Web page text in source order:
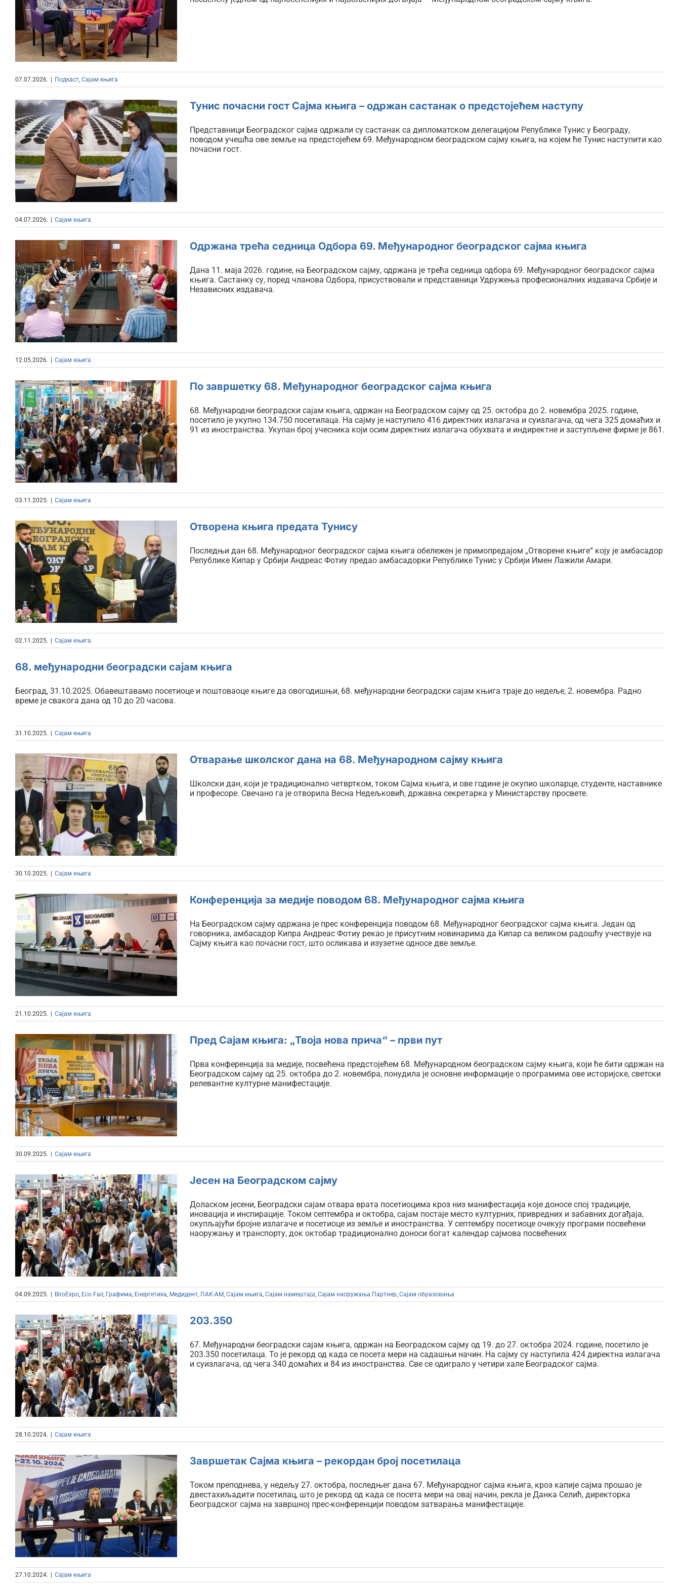
Београдског сајма иза
кулиса великог културног
догађаја: Сајам књига
07.07.2026. Подкаст, Сајам књига
Тунис почасни гост Сајма
књига – одржан састанак
о предстојећем наступу
Тунис почасни гост Сајма књига – одржан састанак о предстојећем наступу
Представници Београдског сајма одржали су састанак са дипломатском делегацијом Републике Тунис у Београду,
поводом учешћа ове земље на предстојећем 69. Међународном београдском сајму књига, на којем ће Тунис наступити као
почасни гост.
04.07.2026. Сајам књига
Одржана трећа седница
Одбора 69. Међународног
београдског сајма књига
Одржана трећа седница Одбора 69. Међународног београдског сајма књига
Дана 11. маја 2026. године, на Београдском сајму, одржана је трећа седница одбора 69. Међународног београдског сајма
књига. Састанку су, поред чланова Одбора, присуствовали и представници Удружења професионалних издавача Србије и
Независних издавача.
12.05.2026. Сајам књига
По завршетку 68.
Међународног
београдског сајма књига
По завршетку 68. Међународног београдског сајма књига
68. Међународни београдски сајам књига, одржан на Београдском сајму од 25. октобра до 2. новембра 2025. године,
посетило је укупно 134.750 посетилаца. На сајму је наступило 416 директних излагача и суизлагача, од чега 325 домаћих и
91 из иностранства. Укупан број учесника који осим директних излагача обухвата и индиректне и заступљене фирме је 861.
03.11.2025. Сајам књига
Отворена књига предата
Тунису
Отворена књига предата Тунису
Последњи дан 68. Међународног београдског сајма књига обележен је примопредајом „Отворене књиге“ коју је амбасадор
Републике Кипар у Србији Андреас Фотиу предао амбасадорки Републике Тунис у Србији Имен Лажили Амари.
02.11.2025. Сајам књига
68. међународни београдски сајам књига
Београд, 31.10.2025. Обавештавамо посетиоце и поштоваоце књиге да овогодишњи, 68. међународни београдски сајам књига траје до недеље, 2. новембра. Радно
време је свакога дана од 10 до 20 часова.
31.10.2025. Сајам књига
Отварање школског дана
на 68. Међународном
сајму књига
Отварање школског дана на 68. Међународном сајму књига
Школски дан, који је традиционално четвртком, током Сајма књига, и ове године је окупио школарце, студенте, наставнике
и професоре. Свечано га је отворила Весна Недељковић, државна секретарка у Министарству просвете.
30.10.2025. Сајам књига
Конференција за медије
поводом 68.
Међународног сајма
књига
Конференција за медије поводом 68. Међународног сајма књига
На Београдском сајму одржана је прес конференција поводом 68. Међународног београдског сајма књига. Један од
говорника, амбасадор Кипра Андреас Фотиу рекао је присутним новинарима да Кипар са великом радошћу учествује на
Сајму књига као почасни гост, што осликава и изузетне односе две земље.
21.10.2025. Сајам књига
Пред Сајам књига: „Твоја
нова прича“ – први пут
Пред Сајам књига: „Твоја нова прича“ – први пут
Прва конференција за медије, посвећена предстојећем 68. Међународном београдском сајму књига, који ће бити одржан на
Београдском сајму од 25. октобра до 2. новембра, понудила је основне информације о програмима ове историјске, светски
релевантне културне манифестације.
30.09.2025. Сајам књига
Јесен на Београдском
сајму
Јесен на Београдском сајму
Доласком јесени, Београдски сајам отвара врата посетиоцима кроз низ манифестација које доносе спој традиције,
иновација и инспирације. Током септембра и октобра, сајам постаје место културних, привредних и забавних догађаја,
окупљајући бројне излагаче и посетиоце из земље и иностранства. У септембру посетиоце очекују програми посвећени
наоружању и транспорту, док октобар традиционално доноси богат календар сајмова посвећених
04.09.2025. BiroExpo, Eco Fair, Графима, Енергетика, Медидент, ПАК-АМ, Сајам књига, Сајам намештаја, Сајам наоружања Партнер, Сајам образовања
203.350
203.350
67. Међународни београдски сајам књига, одржан на Београдском сајму од 19. до 27. октобра 2024. године, посетило је
203.350 посетилаца. То је рекорд од када се посета мери на садашњи начин. На сајму су наступила 424 директна излагача
и суизлагача, од чега 340 домаћих и 84 из иностранства. Све се одиграло у четири хале Београдског сајма.
28.10.2024. Сајам књига
Завршетак Сајма књига –
рекордан број
посетилаца
Завршетак Сајма књига – рекордан број посетилаца
Током преподнева, у недељу 27. октобра, последњег дана 67. Међународног сајма књига, кроз капије сајма прошао је
двестахиљадити посетилац, што је рекорд од када се посета мери на овај начин, рекла је Данка Селић, директорка
Београдског сајма на завршној прес-конференцији поводом затварања манифестације.
27.10.2024. Сајам књига